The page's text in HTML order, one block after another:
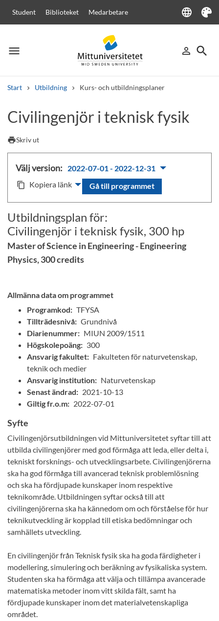
Student Biblioteket Medarbetare language
Language
Tema
menu
Meny person_outline
Logga in
search
Sök
Start Utbildning Kurs- och utbildningsplaner
Andra söktjänster
Kurser och program
Civilingenjör i teknisk fysik
printSkriv ut
Välj version: 2022-07-01 - 2022-12-31
content_copy Kopiera länk Gå till programmet
Utbildningsplan för:
Civilingenjör i teknisk fysik, 300 hp
Master of Science in Engineering - Engineering
Physics, 300 credits
Allmänna data om programmet
Programkod: TFYSA
Tillträdesnivå: Grundnivå
Diarienummer: MIUN 2009/1511
Högskolepoäng: 300
Ansvarig fakultet: Fakulteten för naturvetenskap,
teknik och medier
Ansvarig institution: Naturvetenskap
Senast ändrad: 2021-10-13
Giltig fr.o.m: 2022-07-01
Syfte
Civilingenjörsutbildningen vid Mittuniversitetet syftar till att
utbilda civilingenjörer med god förmåga att leda, eller delta i,
tekniskt forsknings- och utvecklingsarbete. Civilingenjörerna
ska ha god förmåga till avancerad teknisk problemlösning
och ska ha fördjupade kunskaper inom respektive
teknikområde. Utbildningen syftar också till att
civilingenjörerna ska ha kännedom om och förståelse för hur
teknikutveckling är kopplad till etiska bedömningar och
samhällets utveckling.
En civilingenjör från Teknisk fysik ska ha goda färdigheter i
modellering, simulering och beräkning av fysikaliska system.
Studenten ska ha förmåga att välja och tillämpa avancerade
matematiska metoder inom vitt skilda fält, samt ha
fördjupade kunskaper inom det materialvetenskapliga
området.